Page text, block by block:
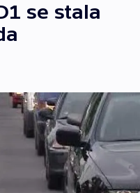
se stala